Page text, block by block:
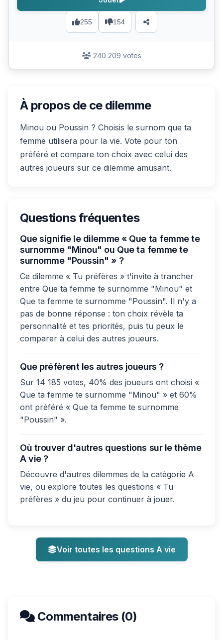
255 154
240 209 votes
À propos de ce dilemme
Minou ou Poussin ? Choisis le surnom que ta
femme utilisera pour la vie. Vote pour ton
préféré et compare ton choix avec celui des
autres joueurs sur ce dilemme amusant.
Questions fréquentes
Que signifie le dilemme « Que ta femme te
surnomme "Minou" ou Que ta femme te
surnomme "Poussin" » ?
Ce dilemme « Tu préfères » t'invite à trancher
entre Que ta femme te surnomme "Minou" et
Que ta femme te surnomme "Poussin". Il n'y a
pas de bonne réponse : ton choix révèle ta
personnalité et tes priorités, puis tu peux le
comparer à celui des autres joueurs.
Que préfèrent les autres joueurs ?
Sur 14 185 votes, 40% des joueurs ont choisi «
Que ta femme te surnomme "Minou" » et 60%
ont préféré « Que ta femme te surnomme
"Poussin" ».
Où trouver d'autres questions sur le thème
A vie ?
Découvre d'autres dilemmes de la catégorie A
vie, ou explore toutes les questions « Tu
préfères » du jeu pour continuer à jouer.
Voir toutes les questions A vie
Commentaires (0)